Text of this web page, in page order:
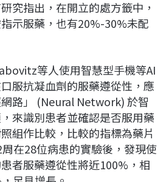
究指出，在開立的處方籤中，
示服藥，也有20%-30%未配
等人使用智慧型手機等AI
服抗凝血劑的服藥遵從性，應
路」 (Neural Network) 於智
來識別患者並確認是否服用藥
組作比較，比較的指標為藥片
在28位病患的實驗後，發現使
者服藥遵從性將近100%，相